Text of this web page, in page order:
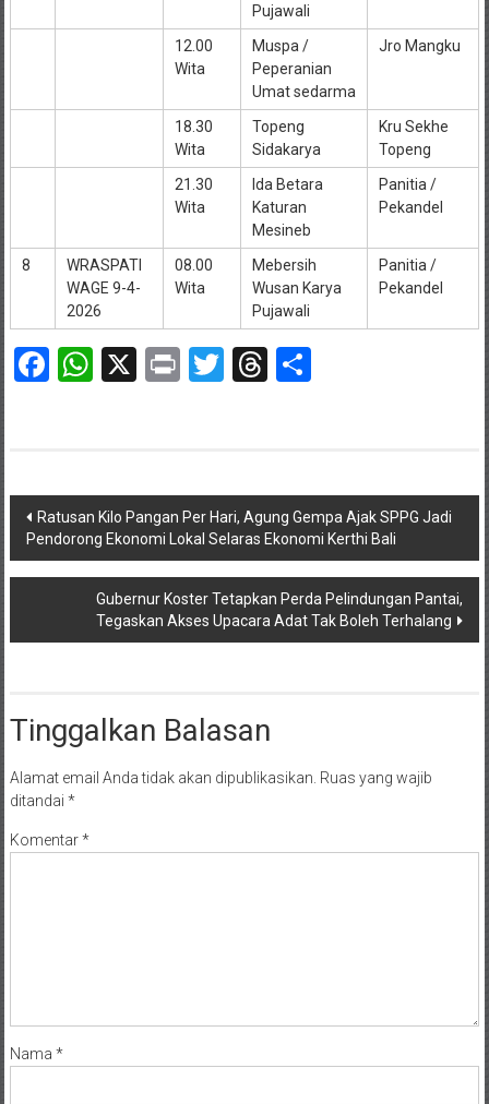
Pujawali
12.00
Wita
Muspa /
Peperanian
Umat sedarma
Jro Mangku
18.30
Wita
Topeng
Sidakarya
Kru Sekhe
Topeng
21.30
Wita
Ida Betara
Katuran
Mesineb
Panitia /
Pekandel
8
WRASPATI
WAGE 9-4-
2026
08.00
Wita
Mebersih
Wusan Karya
Pujawali
Panitia /
Pekandel
Facebook
WhatsApp
X PrintTwitterThreads
Share
Navigasi
pos
Ratusan Kilo Pangan Per Hari, Agung Gempa Ajak SPPG Jadi
Pendorong Ekonomi Lokal Selaras Ekonomi Kerthi Bali
Gubernur Koster Tetapkan Perda Pelindungan Pantai,
Tegaskan Akses Upacara Adat Tak Boleh Terhalang
Tinggalkan Balasan
Alamat email Anda tidak akan dipublikasikan. Ruas yang wajib
ditandai *
Komentar*
Nama *